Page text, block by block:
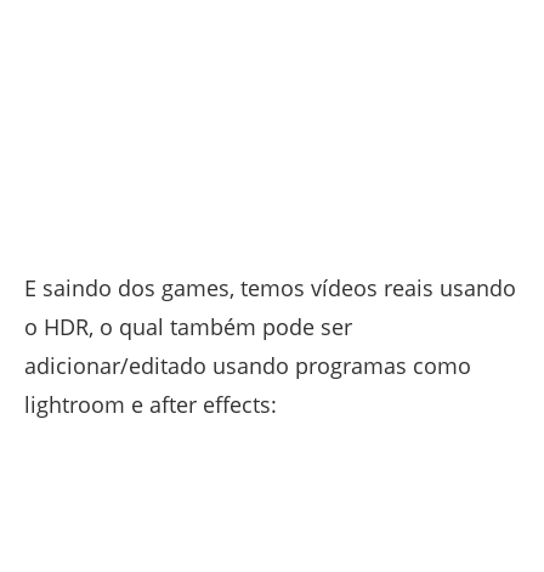
E saindo dos games, temos vídeos reais usando
o HDR, o qual também pode ser
adicionar/editado usando programas como
lightroom e after effects: